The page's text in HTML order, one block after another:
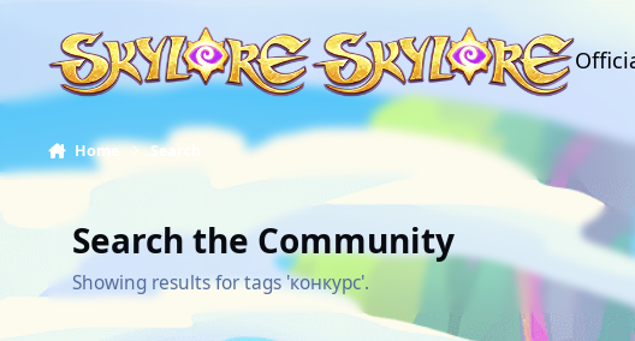
Home Search
Search the Community
Showing results for tags 'конкурс'.